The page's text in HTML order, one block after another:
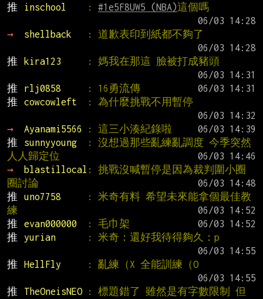
推
inschool : #1e5F8UW5 (NBA)這個嗎
→
shellback
: 道歉表印到紙都不夠了
推
kira123
: 媽我在那這 臉被打成豬頭
推
rlj0858 : 16勇流傳
推
cowcowleft
: 為什麼挑戰不用暫停
→
Ayanami5566 : 這三小湊紀錄啦
推
sunnyyoung
: 沒想過那些亂練亂調度 今季突然
人人歸定位
→
blastillocal : 挑戰沒喊暫停是因為裁判圍小圈
圈討論
推
uno7758
: 米奇有料 希望未來能拿個最佳教
練
推
evan000000 : 毛巾架
推
yurian
: 米奇：還好我待得夠久：p
推
HellFly
: 亂練（X 全能訓練（O
推
TheOneisNEO
: 標題錯了 雖然是有字數限制 但